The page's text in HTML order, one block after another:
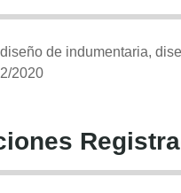
de indumentaria,
2020